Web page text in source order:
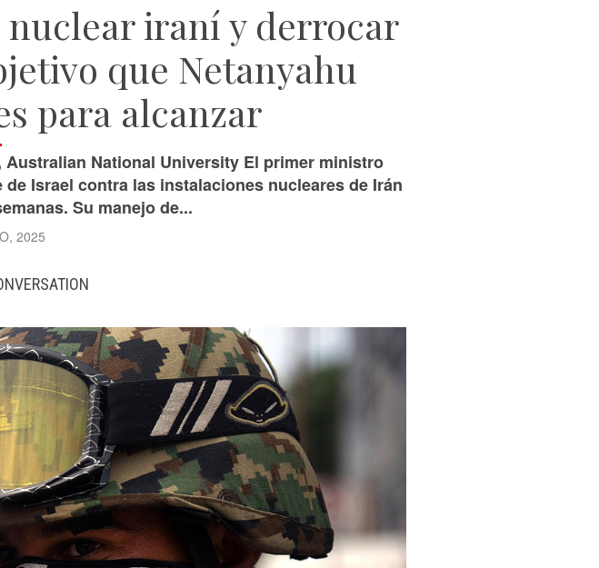
iraní y derrocar
que Netanyahu
para alcanzar
Australian National University El primer ministro
Israel contra las instalaciones nucleares de Irán
Su manejo de...
2025